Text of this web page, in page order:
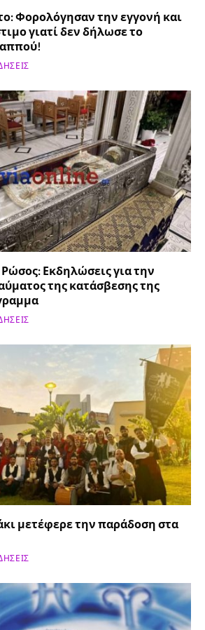
Φορολόγησαν την εγγονή και
γιατί δεν δήλωσε το
Εκδηλώσεις για την
της κατάσβεσης της
μετέφερε την παράδοση στα